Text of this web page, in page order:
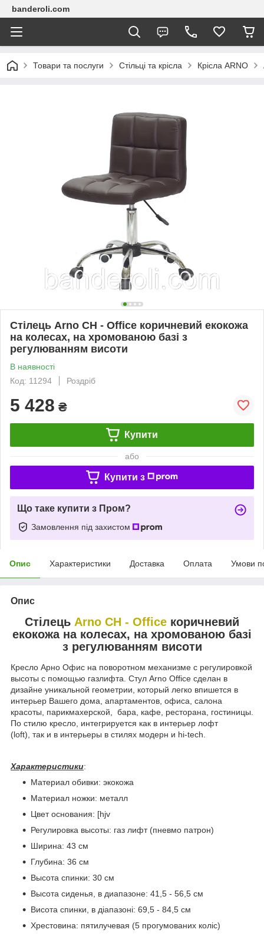
banderoli.com
Товари та послуги Стільці та крісла Крісла ARNO
Стілець Arno CH - Office коричневий екокожа
на колесах, на хромованою базі з
регулюванням висоти
В наявності
Код: 11294
Роздріб
5 428 ₴
Купити
або
Купити з
Що таке купити з Пром?
Замовлення під захистом
Опис Характеристики Доставка Оплата Умови
Опис
Стілець Arno CH - Office коричневий
екокожа на колесах, на хромованою базі
з регулюванням висоти
Кресло Арно Офис на поворотном механизме с регулировкой
высоты с помощью газлифта. Стул Arno Office сделан в
дизайне уникальной геометрии, который легко впишется в
интерьер Вашего дома, апартаментов, офиса, салона
красоты, парикмахерской, бара, кафе, ресторана, гостиницы.
По стилю кресло, интегрируется как в интерьер лофт
(loft), так и в интерьеры в стилях модерн и hi-tech.
Характеристики:
Материал обивки: экокожа
Материал ножки: металл
Цвет основания: [hjv
Регулировка высоты: газ лифт (пневмо патрон)
Ширина: 43 см
Глубина: 36 см
Высота спинки: 30 см
Высота сиденья, в диапазоне: 41,5 - 56,5 см
Висота спинки, в діапазоні: 69,5 - 84,5 см
Хрестовина: пятилучевая (5 прогумованих коліс)